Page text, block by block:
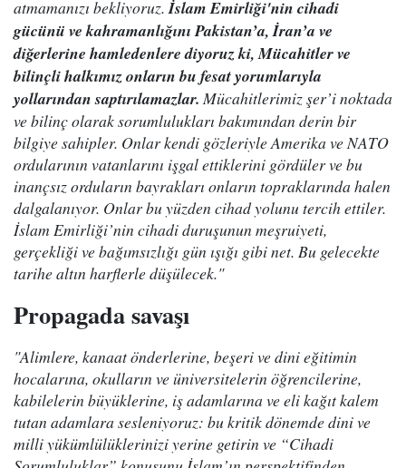
atmamanızı bekliyoruz.İslam Emirliği'nin cihadi
gücünü ve kahramanlığını Pakistan’a, İran’a ve
diğerlerine hamledenlere diyoruz ki, Mücahitler ve
bilinçli halkımız onların bu fesat yorumlarıyla
yollarından saptırılamazlar.Mücahitlerimiz şer’i noktada
ve bilinç olarak sorumlulukları bakımından derin bir
bilgiye sahipler. Onlar kendi gözleriyle Amerika ve NATO
ordularının vatanlarını işgal ettiklerini gördüler ve bu
inançsız orduların bayrakları onların topraklarında halen
dalgalanıyor. Onlar bu yüzden cihad yolunu tercih ettiler.
İslam Emirliği’nin cihadi duruşunun meşruiyeti,
gerçekliği ve bağımsızlığı gün ışığı gibi net. Bu gelecekte
tarihe altın harflerle düşülecek."
Propagada savaşı
"Alimlere, kanaat önderlerine, beşeri ve dini eğitimin
hocalarına, okulların ve üniversitelerin öğrencilerine,
kabilelerin büyüklerine, iş adamlarına ve eli kağıt kalem
tutan adamlara sesleniyoruz: bu kritik dönemde dini ve
milli yükümlülüklerinizi yerine getirin ve “Cihadi